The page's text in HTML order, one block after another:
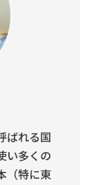
ばれる国
い多くの
（特に東